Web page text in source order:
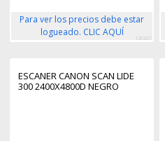
Para ver los precios debe estar
logueado. CLIC AQUÍ
120201
ESCANER CANON SCAN LIDE
300 2400X4800D NEGRO